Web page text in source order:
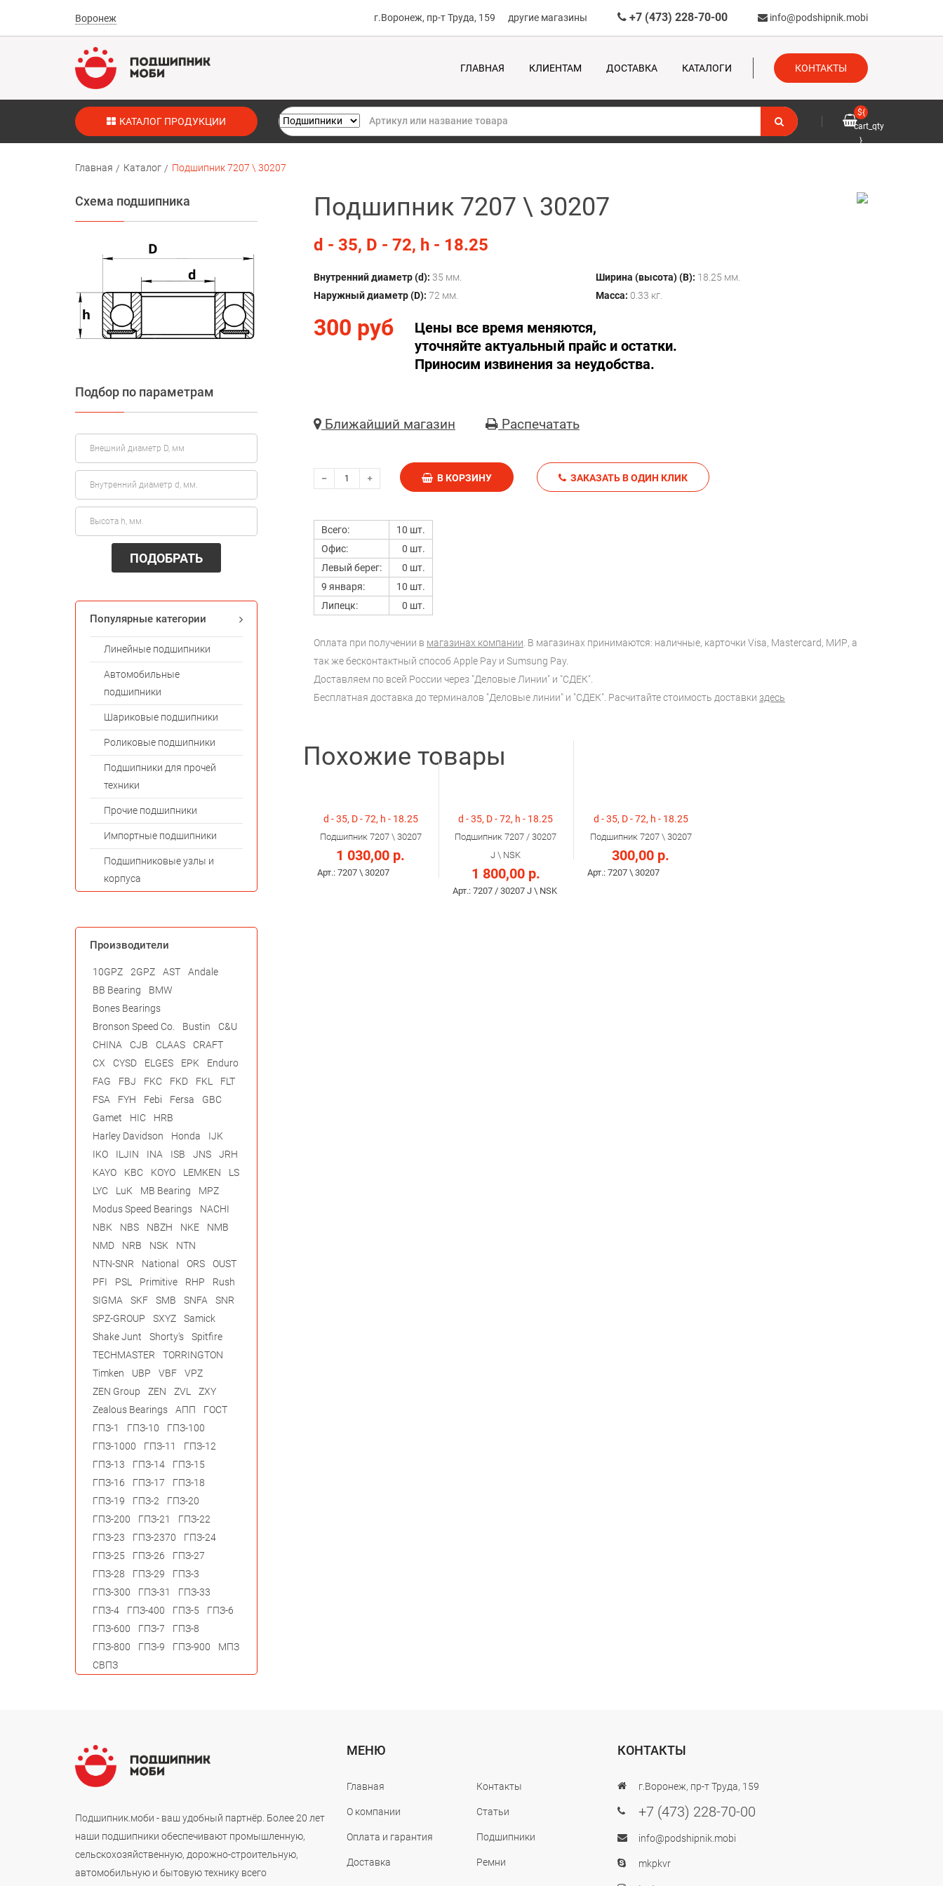
Воронеж г.Воронеж, пр-т Труда, 159 другие магазины +7 (473) 228-70-00 info@podshipnik.mobi
ГЛАВНАЯ КЛИЕНТАМ ДОСТАВКА КАТАЛОГИ КОНТАКТЫ
КАТАЛОГ ПРОДУКЦИИ
${
cart_qty
}
Главная Каталог Подшипник 7207 \ 30207
Подшипник 7207 \ 30207
d - 35, D - 72, h - 18.25
Внутренний диаметр (d): 35 мм.
Наружный диаметр (D): 72 мм.
Ширина (высота) (B): 18.25 мм.
Масса: 0.33 кг.
300 руб
Цены все время меняются,
уточняйте актуальный прайс и остатки.
Приносим извинения за неудобства.
Ближайший магазин Распечатать
В КОРЗИНУ ЗАКАЗАТЬ В ОДИН КЛИК
Всего:
10 шт.
Офис:
0 шт.
Левый берег:
0 шт.
9 января:
10 шт.
Липецк:
0 шт.
Оплата при получении в магазинах компании. В магазинах принимаются: наличные, карточки Visa, Mastercard, МИР, а
так же бесконтактный способ Apple Pay и Sumsung Pay.
Доставляем по всей России через "Деловые Линии" и "СДЕК".
Бесплатная доставка до терминалов "Деловые линии" и "СДЕК". Расчитайте стоимость доставки здесь
Похожие товары
d - 35, D - 72, h - 18.25
Подшипник 7207 \ 30207
1 030,00 р.
Арт.: 7207 \ 30207
d - 35, D - 72, h - 18.25
Подшипник 7207 / 30207
J \ NSK
1 800,00 р.
Арт.: 7207 / 30207 J \ NSK
d - 35, D - 72, h - 18.25
Подшипник 7207 \ 30207
300,00 р.
Арт.: 7207 \ 30207
Схема подшипника
Подбор по параметрам
ПОДОБРАТЬ
Популярные категории
Линейные подшипники
Автомобильные
подшипники
Шариковые подшипники
Роликовые подшипники
Подшипники для прочей
техники
Прочие подшипники
Импортные подшипники
Подшипниковые узлы и
корпуса
Производители
10GPZ 2GPZ AST
Andale
BB Bearing
BMW
Bones Bearings
Bronson Speed Co.
Bustin
C&U
CHINA
CJB CLAAS
CRAFT
CX
CYSD ELGES EPK
Enduro
FAG
FBJ FKC FKD FKL
FLT
FSA
FYH Febi Fersa
GBC
Gamet
HIC
HRB
Harley Davidson
Honda
IJK
IKO
ILJIN INA ISB JNS
JRH
KAYO
KBC KOYO LEMKEN
LS
LYC
LuK MB Bearing
MPZ
Modus Speed Bearings
NACHI
NBK
NBS NBZH NKE
NMB
NMD
NRB NSK
NTN
NTN-SNR
National ORS
OUST
PFI
PSL Primitive RHP
Rush
SIGMA
SKF SMB SNFA
SNR
SPZ-GROUP
SXYZ
Samick
Shake Junt
Shorty's
Spitfire
TECHMASTER
TORRINGTON
Timken
UBP VBF
VPZ
ZEN Group
ZEN ZVL
ZXY
Zealous Bearings
АПП
ГОСТ
ГПЗ-1
ГПЗ-10
ГПЗ-100
ГПЗ-1000
ГПЗ-11
ГПЗ-12
ГПЗ-13
ГПЗ-14
ГПЗ-15
ГПЗ-16
ГПЗ-17
ГПЗ-18
ГПЗ-19
ГПЗ-2
ГПЗ-20
ГПЗ-200
ГПЗ-21
ГПЗ-22
ГПЗ-23
ГПЗ-2370
ГПЗ-24
ГПЗ-25
ГПЗ-26
ГПЗ-27
ГПЗ-28
ГПЗ-29
ГПЗ-3
ГПЗ-300
ГПЗ-31
ГПЗ-33
ГПЗ-4
ГПЗ-400 ГПЗ-5
ГПЗ-6
ГПЗ-600
ГПЗ-7
ГПЗ-8
ГПЗ-800
ГПЗ-9 ГПЗ-900
МПЗ
СВПЗ
Подшипник.моби - ваш удобный партнёр. Более 20 лет
наши подшипники обеспечивают промышленную,
сельскохозяйственную, дорожно-строительную,
автомобильную и бытовую технику всего
МЕНЮ
Главная
О компании
Оплата и гарантия
Доставка
Контакты
Статьи
Подшипники
Ремни
КОНТАКТЫ
г.Воронеж, пр-т Труда, 159
+7 (473) 228-70-00
info@podshipnik.mobi
mkpkvr